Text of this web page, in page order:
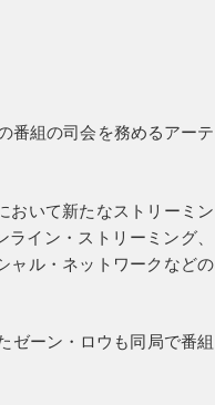
番組の司会を務めるアーテ
おいて新たなストリーミン
イン・ストリーミング、
ャル・ネットワークなどの
ゼーン・ロウも同局で番組